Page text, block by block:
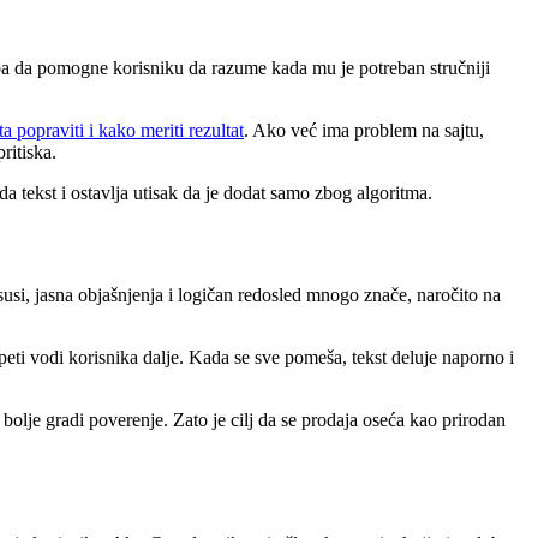
da pomogne korisniku da razume kada mu je potreban stručniji
popraviti i kako meriti rezultat. Ako već ima problem na sajtu,
i ostavlja utisak da je dodat samo zbog algoritma.
jasna objašnjenja i logičan redosled mnogo znače, naročito na
vodi korisnika dalje. Kada se sve pomeša, tekst deluje naporno i
gradi poverenje. Zato je cilj da se prodaja oseća kao prirodan